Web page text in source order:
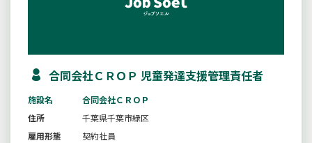
合同会社ＣＲＯＰ 児童発達支援管理責任者
施設名
合同会社ＣＲＯＰ
住所
千葉県千葉市緑区
雇用形態
契約社員